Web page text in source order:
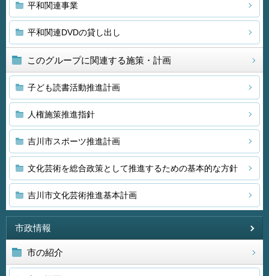
平和関連事業
平和関連DVDの貸し出し
このグループに関連する施策・計画
子ども読書活動推進計画
人権施策推進指針
吉川市スポーツ推進計画
文化芸術を総合政策として推進するための基本的な方針
吉川市文化芸術推進基本計画
市政情報
市の紹介